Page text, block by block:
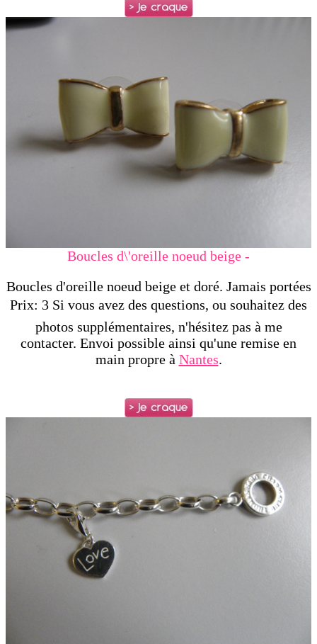
Boucles d\'oreille noeud beige -
Boucles d'oreille noeud beige et doré. Jamais portées
Prix: 3 Si vous avez des questions, ou souhaitez des
photos supplémentaires, n'hésitez pas à me
contacter. Envoi possible ainsi qu'une remise en
main propre à Nantes.